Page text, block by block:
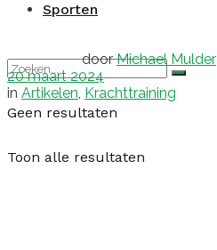
Sporten
Geen resultaten
Toon alle resultaten
door Michael Mulder
20 maart 2024
in Artikelen, Krachttraining